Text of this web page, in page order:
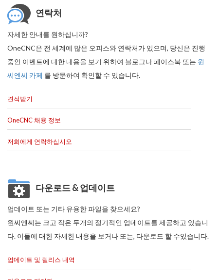
연락처
자세한 안내를 원하십니까?
OneCNC은 전 세계에 많은 오피스와 연락처가 있으며, 당신은 진행
중인 이벤트에 대한 내용을 보기 위하여 블로그나 페이스북 또는 원
씨엔씨 카페 를 방문하여 확인할 수 있습니다.
견적받기
OneCNC 채용 정보
저희에게 연락하십시오
다운로드 & 업데이트
업데이트 또는 기타 유용한 파일을 찾으세요?
원씨엔씨는 크고 작은 두개의 정기적인 업데이트를 제공하고 있습니
다. 이들에 대한 자세한 내용을 보거나 또는, 다운로드 할 수있습니다.
업데이트 및 릴리스 내역